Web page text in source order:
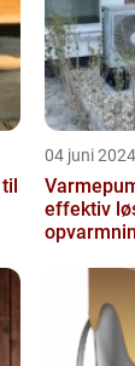
04 juni 2024
effektiv